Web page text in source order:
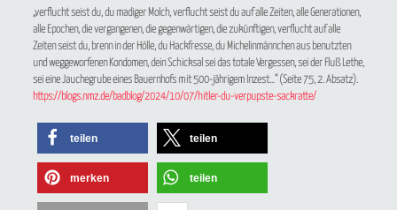
„verflucht seist du, du madiger Molch, verflucht seist du auf alle Zeiten, alle Generationen,
alle Epochen, die vergangenen, die gegenwärtigen, die zukünftigen, verflucht auf alle
Zeiten seist du, brenn in der Hölle, du Hackfresse, du Michelinmännchen aus benutzten
und weggeworfenen Kondomen, dein Schicksal sei das totale Vergessen, sei der Fluß Lethe,
sei eine Jauchegrube eines Bauernhofs mit 500-jährigem Inzest…“ (Seite 75, 2. Absatz).
https://blogs.nmz.de/badblog/2024/10/07/hitler-du-verpupste-sackratte/
teilen teilen
merken teilen